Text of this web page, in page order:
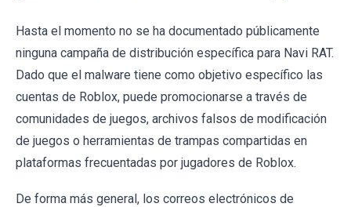
Hasta el momento no se ha documentado públicamente
ninguna campaña de distribución específica para Navi RAT.
Dado que el malware tiene como objetivo específico las
cuentas de Roblox, puede promocionarse a través de
comunidades de juegos, archivos falsos de modificación
de juegos o herramientas de trampas compartidas en
plataformas frecuentadas por jugadores de Roblox.
De forma más general, los correos electrónicos de